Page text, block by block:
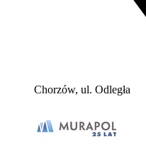
Chorzów, ul. Odległa